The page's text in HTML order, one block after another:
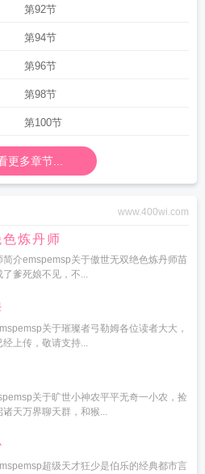
第92节
第94节
第96节
第98节
第100节
更多章节...
www.400wi.com
炼丹师
介emspemsp关于傲世无双绝色炼丹师苗
爹死娘不见，不...
关于璀璨者弓勒姆各位读者大大，
上传，敬请支持...
关于旷世小神农平平无奇一小农，捡
天万界聊天群，和猴...
超级天才狂少是伯乐的经典都市言